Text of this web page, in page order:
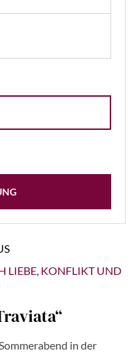
LIEBE, KONFLIKT UND
in der